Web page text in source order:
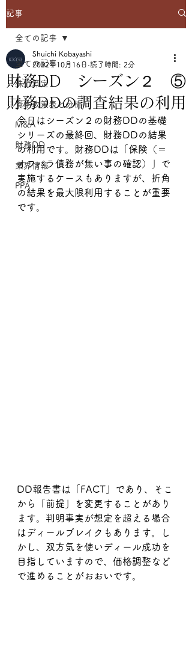
記事
全ての記事
株価算定
資本政策表と分析
M&A
財務DD
業界情報
PPA
全ての記事
財務DD シーズン２ ⑤
財務DDの調査結果の利用
Shuichi Kobayashi
2022年10月16日 読了時間: 2分
今日はシーズン２の財務DDの基礎
シリーズの最終回、財務DDの結果
の利用です。財務DDは「保険（＝
オフバラ債務が無い事の確認）」で
実施するケースもありますが、折角
の結果を最大限利用することが重要
です。
DD報告書は「FACT」であり、そこ
から「前提」を変更することがあり
ます。判明事実が想定を超える場合
はディールブレイクもあります。し
かし、双方気を使いディール成功を
目指していますので、価格調整など
で進めることがおおいです。